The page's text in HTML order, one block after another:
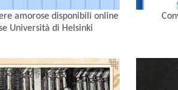
amorose disponibili online
Università di Helsinki